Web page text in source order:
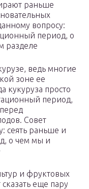
раньше
вопросу:
период, о
разделе
ведь многие
зоне ее
кукуруза просто
период,
Совет
сеять раньше и
о чем мы и
и фруктовых
еще пару